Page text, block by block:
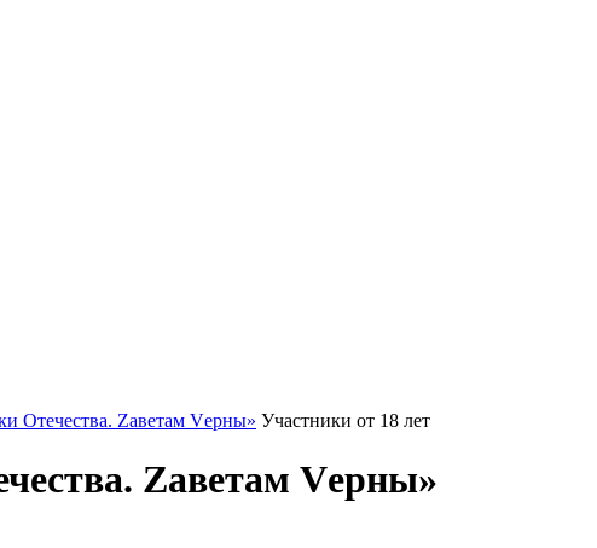
Отечества. Zаветам Vерны» Участники от 18 лет
Zаветам Vерны»